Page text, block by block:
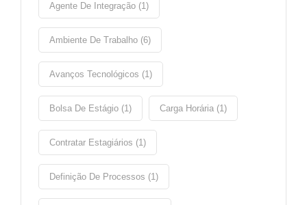
Agente De Integração (1)
Ambiente De Trabalho (6)
Avanços Tecnológicos (1)
Bolsa De Estágio (1) Carga Horária (1)
Contratar Estagiários (1)
Definição De Processos (1)